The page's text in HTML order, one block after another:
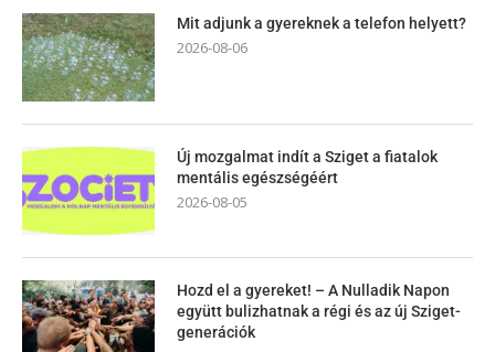
Mit adjunk a gyereknek a telefon helyett?
2026-08-06
Új mozgalmat indít a Sziget a fiatalok
mentális egészségéért
2026-08-05
Hozd el a gyereket! – A Nulladik Napon
együtt bulizhatnak a régi és az új Sziget-
generációk